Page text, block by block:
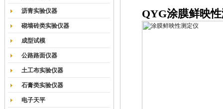
沥青实验仪器
砌墙砖类实验仪器
成型试模
公路路面仪器
土工布实验仪器
石膏类实验仪器
电子天平
QYG涂膜鲜映